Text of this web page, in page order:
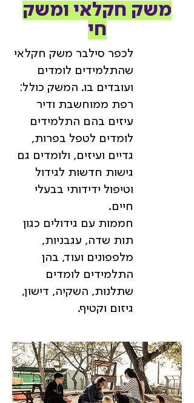
משק חקלאי ומשק
חי
לכפר סילבר משק חקלאי
שהתלמידים לומדים
ועובדים בו. המשק כולל:
רפת ממוחשבת ודיר
עיזים בהם התלמידים
לומדים לטפל בפרות,
גדיים ועיזים, ולומדים גם
גישות חדשות לגידול
וטיפול ידידותי בבעלי
חיים.
חממות עם גידולים כגון
תות שדה, עגבניות,
מלפפונים ועוד, בהן
התלמידים לומדים
שתלנות, השקיה, דישון,
גיזום וקטיף.